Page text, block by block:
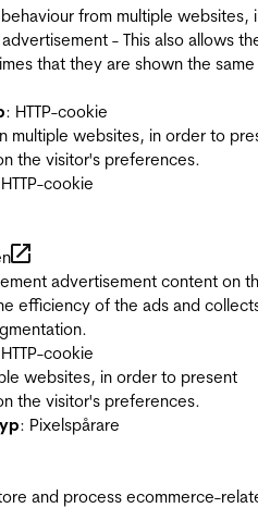
from multiple websites,
- This also allows
that they are shown the same
: HTTP-cookie
multiple websites, in order to
the visitor's preferences.
cookie
advertisement content on
efficiency of the ads and
cookie
websites, in order to present
the visitor's preferences.
: Pixelspårare
and process ecommerce-